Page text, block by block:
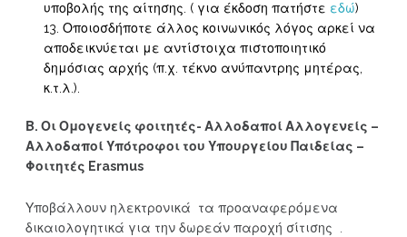
υποβολής της αίτησης. ( για έκδοση πατήστε εδώ)
Οποιοσδήποτε άλλος κοινωνικός λόγος αρκεί να
αποδεικνύεται με αντίστοιχα πιστοποιητικό
δημόσιας αρχής (π.χ. τέκνο ανύπαντρης μητέρας,
κ.τ.λ.).
Β. Οι Ομογενείς φοιτητές- Αλλοδαποί Αλλογενείς –
Αλλοδαποί Υπότροφοι του Υπουργείου Παιδείας –
Φοιτητές Erasmus
Υποβάλλουν ηλεκτρονικά τα προαναφερόμενα
δικαιολογητικά για την δωρεάν παροχή σίτισης .